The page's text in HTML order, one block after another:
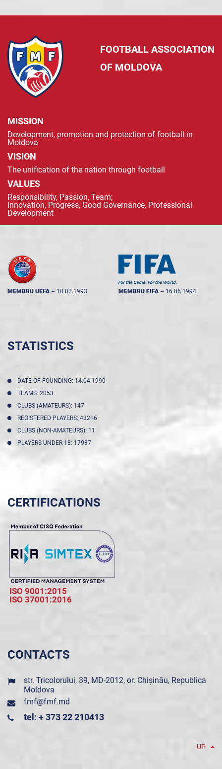
FOOTBALL ASSOCIATION
OF MOLDOVA
MISSION
Development, promotion and protection of football in
Moldova
VISION
The unification of the nation through football
VALUES
Responsibility, Passion, Team;
Innovation, Progress, Good Governance, Professional
Development
MEMBRU UEFA -- 10.02.1993 MEMBRU FIFA -- 16.06.1994
STATISTICS
DATE OF FOUNDING: 14.04.1990
TEAMS: 2053
CLUBS (AMATEURS): 147
REGISTERED PLAYERS: 43216
CLUBS (NON-AMATEURS): 11
PLAYERS UNDER 18: 17987
CERTIFICATIONS
ISO 9001:2015
ISO 37001:2016
CONTACTS
str. Tricolorului, 39, MD-2012, or. Chișinău, Republica
Moldova
fmf@fmf.md
tel: + 373 22 210413
UP